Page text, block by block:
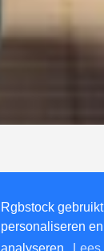
Rgbstock
personaliseren